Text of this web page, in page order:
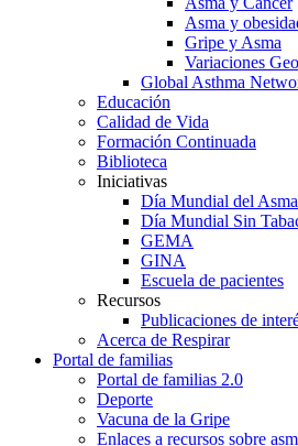
Asma y
Gripe y Asma
Variaciones
Global Asthma
Educación
Calidad de Vida
Formación Continuada
Biblioteca
Iniciativas
Día Mundial del Asma
Día Mundial Sin
GEMA
GINA
Escuela de pacientes
Recursos
Publicaciones de
Acerca de Respirar
Portal de familias
Portal de familias 2.0
Deporte
Vacuna de la Gripe
Enlaces a recursos sobre